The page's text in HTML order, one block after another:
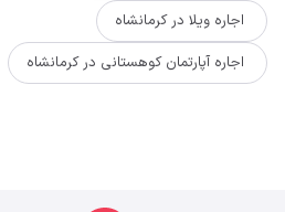
اجاره ویلا در کرمانشاه
اجاره آپارتمان کوهستانی در کرمانشاه